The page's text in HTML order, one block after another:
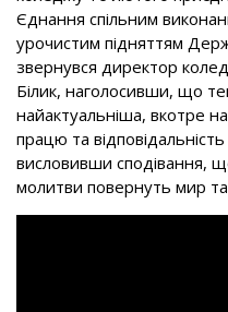
Єднання спільним
урочистим підняттям
звернувся директор
Білик, наголосивши, що
найактуальніша, вкотре
працю та
висловивши сподівання,
молитви повернуть мир та